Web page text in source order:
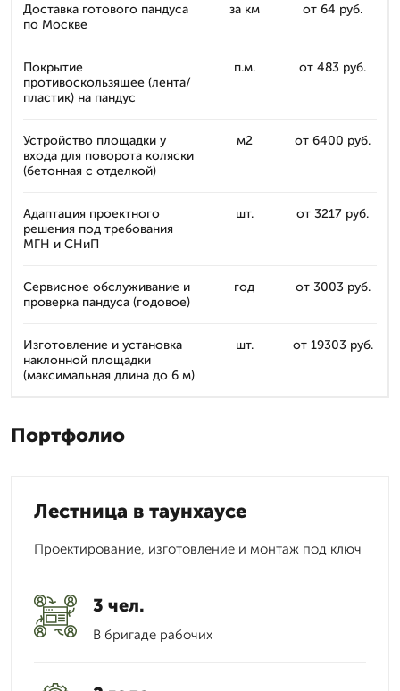
Доставка готового пандуса
по Москве
за км от 64 руб.
Покрытие
противоскользящее (лента/
пластик) на пандус
п.м. от 483 руб.
Устройство площадки у
входа для поворота коляски
(бетонная с отделкой)
м2 от 6400 руб.
Адаптация проектного
решения под требования
МГН и СНиП
шт. от 3217 руб.
Сервисное обслуживание и
проверка пандуса (годовое)
год от 3003 руб.
Изготовление и установка
наклонной площадки
(максимальная длина до 6 м)
шт. от 19303 руб.
Портфолио
Лестница в таунхаусе
Проектирование, изготовление и монтаж под ключ
3 чел.
В бригаде рабочих